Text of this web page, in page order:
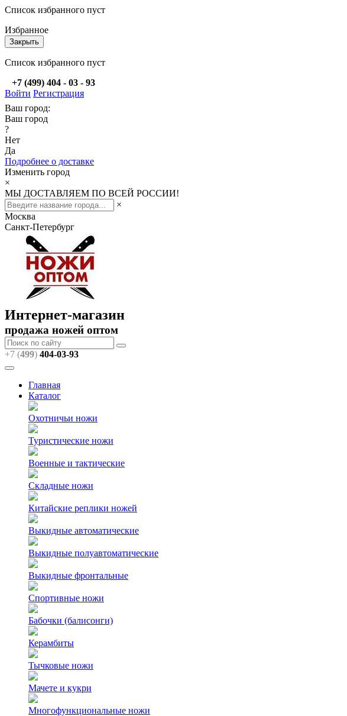
Список избранного пуст
Избранное
Закрыть
Список избранного пуст
+7 (499) 404 - 03 - 93
Войти Регистрация
Ваш город:
Ваш город
?
Нет
Да
Подробнее о доставке
Изменить город
×
МЫ ДОСТАВЛЯЕМ ПО ВСЕЙ РОССИИ!
×
Москва
Санкт-Петербург
Интернет-магазин
продажа ножей оптом
+7 (499) 404-03-93
Главная
Каталог
Охотничьи ножи
Туристические ножи
Военные и тактические
Складные ножи
Китайские реплики ножей
Выкидные автоматические
Выкидные полуавтоматические
Выкидные фронтальные
Спортивные ножи
Бабочки (балисонги)
Керамбиты
Тычковые ножи
Мачете и кукри
Многофункциональные ножи